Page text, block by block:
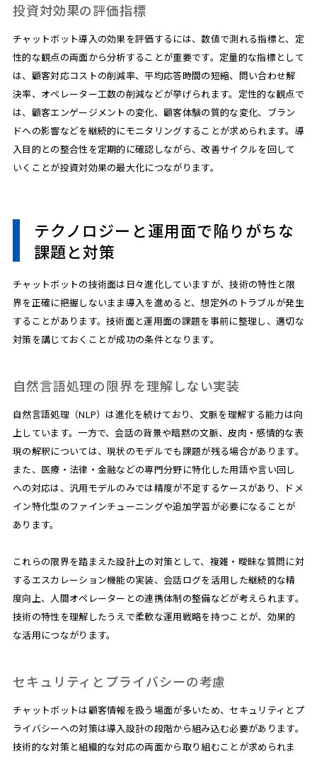
投資対効果の評価指標
チャットボット導入の効果を評価するには、数値で測れる指標と、定
性的な観点の両面から分析することが重要です。定量的な指標として
は、顧客対応コストの削減率、平均応答時間の短縮、問い合わせ解
決率、オペレーター工数の削減などが挙げられます。定性的な観点で
は、顧客エンゲージメントの変化、顧客体験の質的な変化、ブラン
ドへの影響などを継続的にモニタリングすることが求められます。導
入目的との整合性を定期的に確認しながら、改善サイクルを回して
いくことが投資対効果の最大化につながります。
テクノロジーと運用面で陥りがちな
課題と対策
チャットボットの技術面は日々進化していますが、技術の特性と限
界を正確に把握しないまま導入を進めると、想定外のトラブルが発生
することがあります。技術面と運用面の課題を事前に整理し、適切な
対策を講じておくことが成功の条件となります。
自然言語処理の限界を理解しない実装
自然言語処理（NLP）は進化を続けており、文脈を理解する能力は向
上しています。一方で、会話の背景や暗黙の文脈、皮肉・感情的な表
現の解釈については、現状のモデルでも課題が残る場合があります。
また、医療・法律・金融などの専門分野に特化した用語や言い回し
への対応は、汎用モデルのみでは精度が不足するケースがあり、ドメ
イン特化型のファインチューニングや追加学習が必要になることが
あります。
これらの限界を踏まえた設計上の対策として、複雑・曖昧な質問に対
するエスカレーション機能の実装、会話ログを活用した継続的な精
度向上、人間オペレーターとの連携体制の整備などが考えられます。
技術の特性を理解したうえで柔軟な運用戦略を持つことが、効果的
な活用につながります。
セキュリティとプライバシーの考慮
チャットボットは顧客情報を扱う場面が多いため、セキュリティとプ
ライバシーへの対策は導入設計の段階から組み込む必要があります。
技術的な対策と組織的な対応の両面から取り組むことが求められま